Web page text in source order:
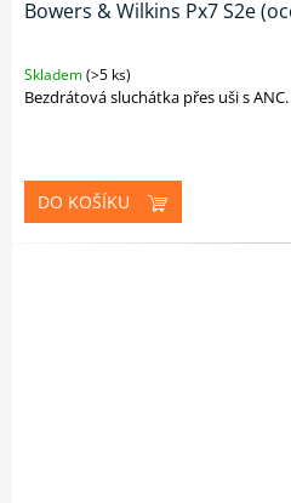
Bowers & Wilkins Px7 S2e
Skladem(>5 ks)
DO KOŠÍKU
Bezdrátová sluchátka přes uši s ANC.